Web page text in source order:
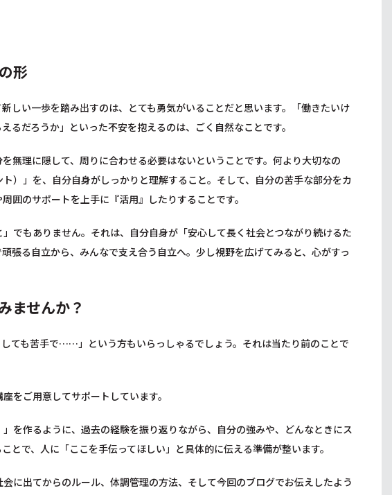
形
しい一歩を踏み出すのは、とても勇気がいることだと思います。「働きたいけ
だろうか」といった不安を抱えるのは、ごく自然なことです。
無理に隠して、周りに合わせる必要はないということです。何より大切なの
）」を、自分自身がしっかりと理解すること。そして、自分の苦手な部分をカ
囲のサポートを上手に『活用』したりすることです。
でもありません。それは、自分自身が「安心して長く社会とつながり続けるた
張る自立から、みんなで支え合う自立へ。少し視野を広げてみると、心がすっ
ませんか？
ても苦手で……」という方もいらっしゃるでしょう。それは当たり前のことで
をご用意してサポートしています。
を作るように、過去の経験を振り返りながら、自分の強みや、どんなときにス
で、人に「ここを手伝ってほしい」と具体的に伝える準備が整います。
に出てからのルール、体調管理の方法、そして今回のブログでお伝えしたよう